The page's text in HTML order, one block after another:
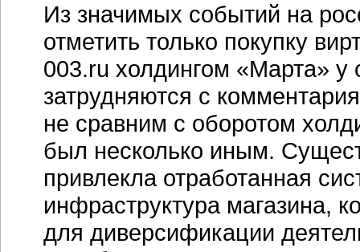
Из значимых событий на
отметить только покупку
003.ru холдингом «Марта»
затрудняются с
не сравним с оборотом
был несколько иным.
привлекла отработанная
инфраструктура магазина,
для диверсификации